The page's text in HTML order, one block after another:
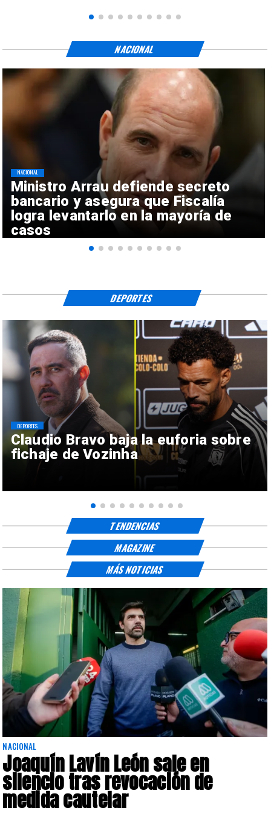
Ministro Arrau defiende secreto
bancario y asegura que Fiscalía
logra levantarlo en la mayoría de
casos
NACIONAL
NACIONAL
Claudio Bravo baja la euforia sobre
fichaje de Vozinha
DEPORTES
DEPORTES
TENDENCIAS
MAGAZINE
NACIONAL
Joaquín Lavín León sale en
silencio tras revocación de
medida cautelar
MÁS NOTICIAS